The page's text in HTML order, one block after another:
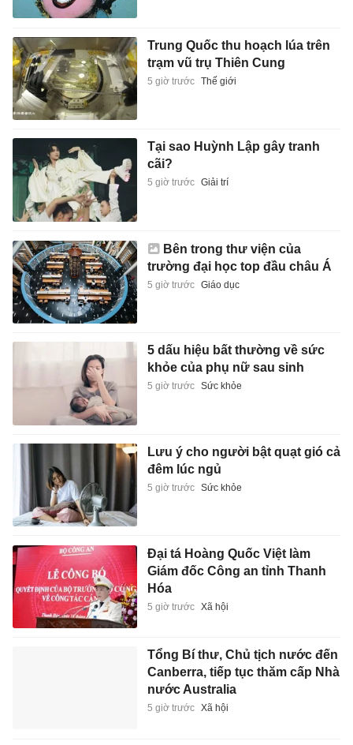
Trung Quốc thu hoạch lúa trên
trạm vũ trụ Thiên Cung
5 giờ trước Thế giới
Tại sao Huỳnh Lập gây tranh
cãi?
5 giờ trước Giải trí
Bên trong thư viện của
trường đại học top đầu châu Á
5 giờ trước Giáo dục
5 dấu hiệu bất thường về sức
khỏe của phụ nữ sau sinh
5 giờ trước Sức khỏe
Lưu ý cho người bật quạt gió cả
đêm lúc ngủ
5 giờ trước Sức khỏe
Đại tá Hoàng Quốc Việt làm
Giám đốc Công an tỉnh Thanh
Hóa
5 giờ trước Xã hội
Tổng Bí thư, Chủ tịch nước đến
Canberra, tiếp tục thăm cấp Nhà
nước Australia
5 giờ trước Xã hội